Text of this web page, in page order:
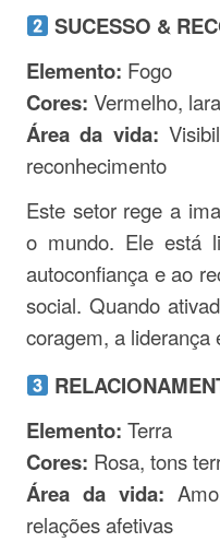
SUCESSO &
Elemento: Fogo
Cores: Vermelho,
Área da vida:
reconhecimento
Este setor rege a
o mundo. Ele está
autoconfiança e ao
social. Quando
coragem, a liderança
Elemento: Terra
Cores: Rosa, tons
Área da vida:
relações afetivas